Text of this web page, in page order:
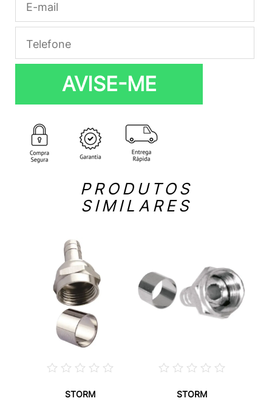
AVISE-ME
PRODUTOS
SIMILARES
STORM STORM